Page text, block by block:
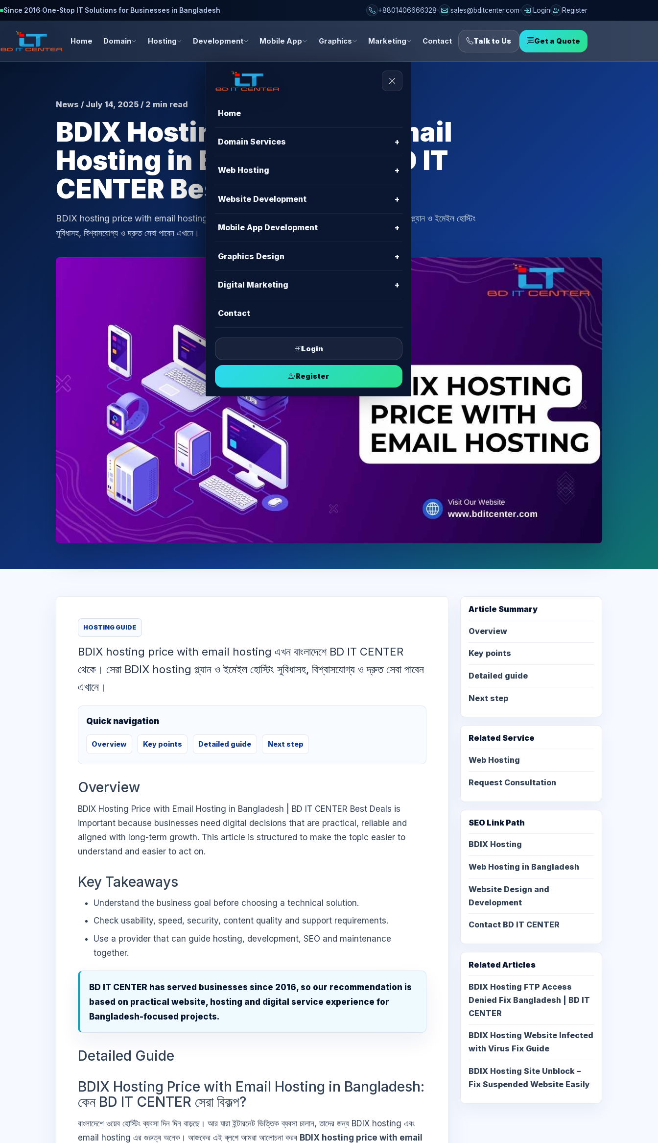
Since 2016·One-Stop IT Solutions for Businesses in Bangladesh +8801406666328 sales@bditcenter.com Login Register
Home Domain Hosting Development Mobile App Graphics Marketing Contact Talk to Us Get a Quote
Home
Domain Services +
Web Hosting +
Website Development +
Mobile App Development +
Graphics Design +
Digital Marketing +
Contact
Login
Register
News / July 14, 2025 / 2 min read
BDIX Hosting Price with Email
Hosting in Bangladesh | BD IT
CENTER Best Deals
BDIX hosting price with email hosting এখন বাংলাদেশে BD IT CENTER থেকে। সেরা BDIX hosting প্ল্যান ও ইমেইল হোস্টিং
সুবিধাসহ, বিশ্বাসযোগ্য ও দ্রুত সেবা পাবেন এখানে।
HOSTING GUIDE
BDIX hosting price with email hosting এখন বাংলাদেশে BD IT CENTER
থেকে। সেরা BDIX hosting প্ল্যান ও ইমেইল হোস্টিং সুবিধাসহ, বিশ্বাসযোগ্য ও দ্রুত সেবা পাবেন
এখানে।
Quick navigation
Overview Key points Detailed guide Next step
Overview
BDIX Hosting Price with Email Hosting in Bangladesh | BD IT CENTER Best Deals is
important because businesses need digital decisions that are practical, reliable and
aligned with long-term growth. This article is structured to make the topic easier to
understand and easier to act on.
Key Takeaways
Understand the business goal before choosing a technical solution.
Check usability, speed, security, content quality and support requirements.
Use a provider that can guide hosting, development, SEO and maintenance
together.
BD IT CENTER has served businesses since 2016, so our recommendation is
based on practical website, hosting and digital service experience for
Bangladesh-focused projects.
Detailed Guide
BDIX Hosting Price with Email Hosting in Bangladesh:
কেন BD IT CENTER সেরা বিকল্প?
বাংলাদেশে ওয়েব হোস্টিং ব্যবসা দিন দিন বাড়ছে। আর যারা ইন্টারনেট ভিত্তিক ব্যবসা চালান, তাদের জন্য BDIX hosting এবং
email hosting এর গুরুত্ব অনেক। আজকের এই ব্লগে আমরা আলোচনা করব BDIX hosting price with email
Article Summary
Overview
Key points
Detailed guide
Next step
Related Service
Web Hosting
Request Consultation
SEO Link Path
BDIX Hosting
Web Hosting in Bangladesh
Website Design and
Development
Contact BD IT CENTER
Related Articles
BDIX Hosting FTP Access
Denied Fix Bangladesh | BD IT
CENTER
BDIX Hosting Website Infected
with Virus Fix Guide
BDIX Hosting Site Unblock –
Fix Suspended Website Easily